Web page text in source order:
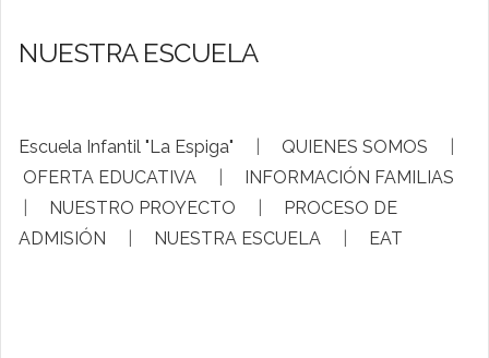
NUESTRA ESCUELA
Escuela Infantil "La Espiga" QUIENES SOMOS
OFERTA EDUCATIVA
INFORMACIÓN FAMILIAS
NUESTRO PROYECTO
PROCESO DE
ADMISIÓN
NUESTRA ESCUELA EAT